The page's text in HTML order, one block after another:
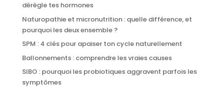
dérègle tes hormones
Naturopathie et micronutrition : quelle différence, et
pourquoi les deux ensemble ?
SPM : 4 clés pour apaiser ton cycle naturellement
Ballonnements : comprendre les vraies causes
SIBO : pourquoi les probiotiques aggravent parfois les
symptômes